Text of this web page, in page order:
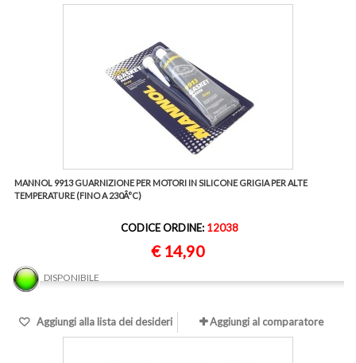
MANNOL 9913 GUARNIZIONE PER MOTORI IN SILICONE GRIGIA PER ALTE
TEMPERATURE (FINO A 230Â°C)
CODICE ORDINE: 12038
€ 14,90
DISPONIBILE
Aggiungi alla lista dei desideri Aggiungi al comparatore